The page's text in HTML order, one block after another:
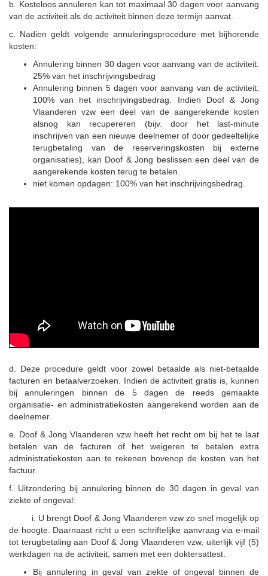
b. Kosteloos annuleren kan tot maximaal 30 dagen voor aanvang
van de activiteit als de activiteit binnen deze termijn aanvat.
c. Nadien geldt volgende annuleringsprocedure met bijhorende
kosten:
Annulering binnen 30 dagen voor aanvang van de activiteit:
25% van het inschrijvingsbedrag
Annulering binnen 5 dagen voor aanvang van de activiteit:
100% van het inschrijvingsbedrag. Indien Doof & Jong
Vlaanderen vzw een deel van de aangerekende kosten
alsnog kan recupereren (bijv. door het last-minute
inschrijven van een nieuwe deelnemer of door gedeeltelijke
terugbetaling van de reserveringskosten bij externe
organisaties), kan Doof & Jong beslissen een deel van de
aangerekende kosten terug te betalen.
niet komen opdagen: 100% van het inschrijvingsbedrag.
d. Deze procedure geldt voor zowel betaalde als niet-betaalde
facturen en betaalverzoeken. Indien de activiteit gratis is, kunnen
bij annuleringen binnen de 5 dagen de reeds gemaakte
organisatie- en administratiekosten aangerekend worden aan de
deelnemer.
e. Doof & Jong Vlaanderen vzw heeft het recht om bij het te laat
betalen van de facturen of het weigeren te betalen extra
administratiekosten aan te rekenen bovenop de kosten van het
factuur.
f. Uitzondering bij annulering binnen de 30 dagen in geval van
ziekte of ongeval:
i. U brengt Doof & Jong Vlaanderen vzw zo snel mogelijk op
de hoogte. Daarnaast richt u een schriftelijke aanvraag via e-mail
tot terugbetaling aan Doof & Jong Vlaanderen vzw, uiterlijk vijf (5)
werkdagen na de activiteit, samen met een doktersattest.
Bij annulering in geval van ziekte of ongeval binnen de